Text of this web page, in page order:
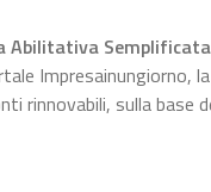
Abilitativa Semplificata
Impresainungiorno,
rinnovabili, sulla